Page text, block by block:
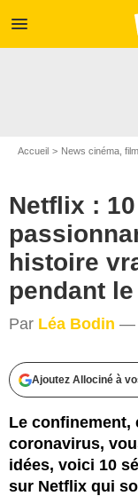
menu
Accueil News cinéma,
Netflix :
histoire
pendant
Par Léa Bodin —
Ajoutez Allociné à
Le confinement,
coronavirus,
idées, voici 10
sur Netflix qui